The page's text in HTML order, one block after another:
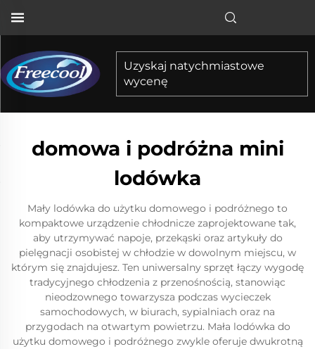
Uzyskaj natychmiastowe
wycenę
domowa i podróżna mini
lodówka
Mały lodówka do użytku domowego i podróżnego to
kompaktowe urządzenie chłodnicze zaprojektowane tak,
aby utrzymywać napoje, przekąski oraz artykuły do
pielęgnacji osobistej w chłodzie w dowolnym miejscu, w
którym się znajdujesz. Ten uniwersalny sprzęt łączy wygodę
tradycyjnego chłodzenia z przenośnością, stanowiąc
nieodzownego towarzysza podczas wycieczek
samochodowych, w biurach, sypialniach oraz na
przygodach na otwartym powietrzu. Mała lodówka do
użytku domowego i podróżnego zwykle oferuje dwukrotną